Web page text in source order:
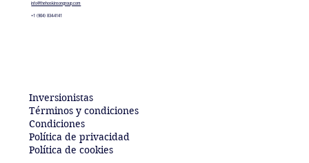
info@thehoskinsongroup.com​
+1 (904) 834-4141
Inversionistas
Términos y condiciones
Condiciones
Política de privacidad
Política de cookies